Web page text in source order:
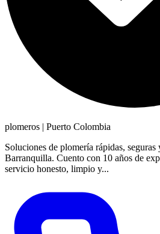
plomeros | Puerto Colombia
Soluciones de plomería rápidas, seguras
Barranquilla. Cuento con 10 años de
servicio honesto, limpio y...